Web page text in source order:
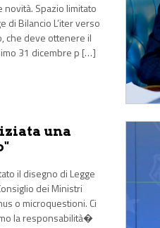
novità. Spazio limitato
di Bilancio L’iter verso
che deve ottenere il
31 dicembre p […]
una
il disegno di Legge
dei Ministri
o microquestioni. Ci
la responsabilità�